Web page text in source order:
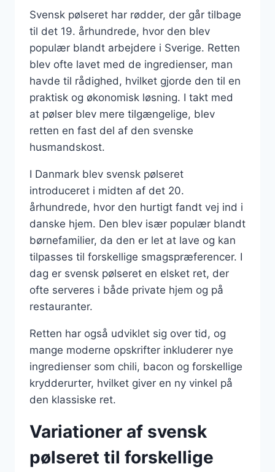
Svensk pølseret har rødder, der går tilbage
til det 19. århundrede, hvor den blev
populær blandt arbejdere i Sverige. Retten
blev ofte lavet med de ingredienser, man
havde til rådighed, hvilket gjorde den til en
praktisk og økonomisk løsning. I takt med
at pølser blev mere tilgængelige, blev
retten en fast del af den svenske
husmandskost.
I Danmark blev svensk pølseret
introduceret i midten af det 20.
århundrede, hvor den hurtigt fandt vej ind i
danske hjem. Den blev især populær blandt
børnefamilier, da den er let at lave og kan
tilpasses til forskellige smagspræferencer. I
dag er svensk pølseret en elsket ret, der
ofte serveres i både private hjem og på
restauranter.
Retten har også udviklet sig over tid, og
mange moderne opskrifter inkluderer nye
ingredienser som chili, bacon og forskellige
krydderurter, hvilket giver en ny vinkel på
den klassiske ret.
Variationer af svensk
pølseret til forskellige